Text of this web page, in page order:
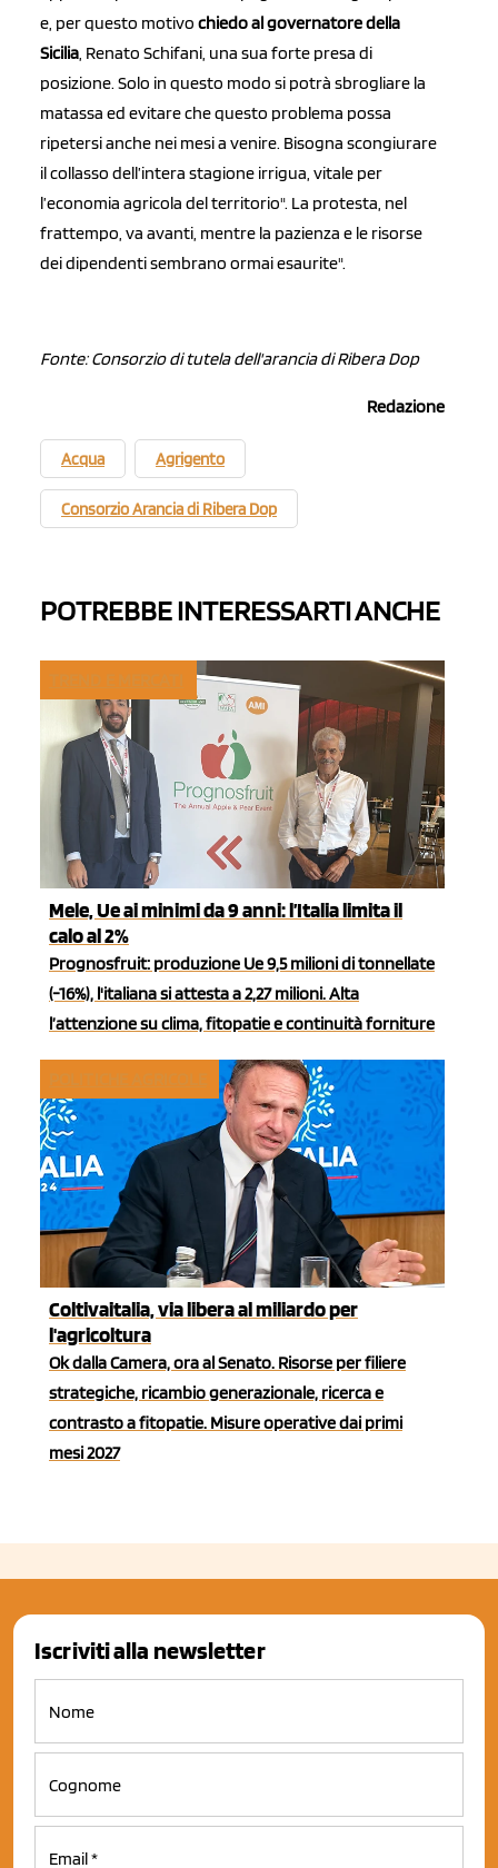
e, per questo motivo chiedo al governatore della
Sicilia , Renato Schifani, una sua forte presa di
posizione. Solo in questo modo si potrà sbrogliare la
matassa ed evitare che questo problema possa
ripetersi anche nei mesi a venire. Bisogna scongiurare
il collasso dell’intera stagione irrigua, vitale per
l’economia agricola del territorio". La protesta, nel
frattempo, va avanti, mentre la pazienza e le risorse
dei dipendenti sembrano ormai esaurite".
Fonte: Consorzio di tutela dell'arancia di Ribera Dop
Redazione
Acqua Agrigento
Consorzio Arancia di Ribera Dop
POTREBBE INTERESSARTI ANCHE
Mele, Ue ai minimi da 9 anni: l’Italia limita il
calo al 2%
Prognosfruit: produzione Ue 9,5 milioni di tonnellate
(-16%), l'italiana si attesta a 2,27 milioni. Alta
l’attenzione su clima, fitopatie e continuità forniture
Coltivaitalia, via libera al miliardo per
l'agricoltura
Ok dalla Camera, ora al Senato. Risorse per filiere
strategiche, ricambio generazionale, ricerca e
contrasto a fitopatie. Misure operative dai primi
mesi 2027
Iscriviti alla newsletter